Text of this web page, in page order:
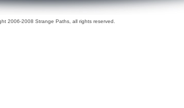
2006-2008 Strange Paths, all rights reserved.